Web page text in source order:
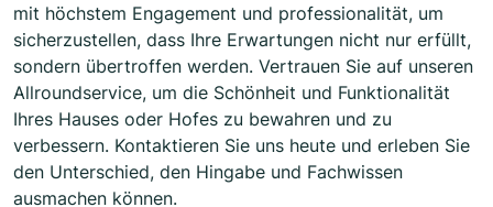
mit höchstem Engagement und professionalität, um
sicherzustellen, dass Ihre Erwartungen nicht nur erfüllt,
sondern übertroffen werden. Vertrauen Sie auf unseren
Allroundservice, um die Schönheit und Funktionalität
Ihres Hauses oder Hofes zu bewahren und zu
verbessern. Kontaktieren Sie uns heute und erleben Sie
den Unterschied, den Hingabe und Fachwissen
ausmachen können.